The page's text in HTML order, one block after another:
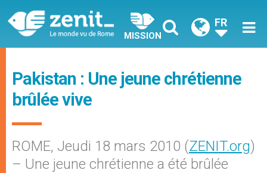
MISSION
FR
Pakistan : Une jeune chrétienne
brûlée vive
ROME, Jeudi 18 mars 2010 (ZENIT.org)
– Une jeune chrétienne a été brûlée